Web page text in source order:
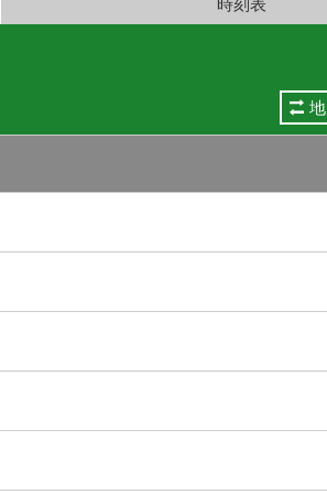
時刻表